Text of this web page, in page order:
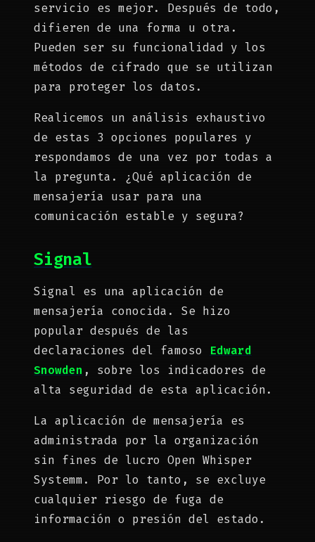
servicio es mejor. Después de todo,
difieren de una forma u otra.
Pueden ser su funcionalidad y los
métodos de cifrado que se utilizan
para proteger los datos.
Realicemos un análisis exhaustivo
de estas 3 opciones populares y
respondamos de una vez por todas a
la pregunta. ¿Qué aplicación de
mensajería usar para una
comunicación estable y segura?
Signal
Signal es una aplicación de
mensajería conocida. Se hizo
popular después de las
declaraciones del famoso Edward
Snowden , sobre los indicadores de
alta seguridad de esta aplicación.
La aplicación de mensajería es
administrada por la organización
sin fines de lucro Open Whisper
Systemm. Por lo tanto, se excluye
cualquier riesgo de fuga de
información o presión del estado.